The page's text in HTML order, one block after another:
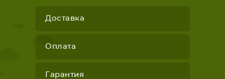
Доставка
Оплата
Гарантия